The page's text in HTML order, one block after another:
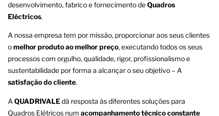
desenvolvimento, fabrico e fornecimento deQuadros
Eléctricos.
A nossa empresa tem por missão, proporcionar aos seus clientes
omelhor produto ao melhor preço, executando todos os seus
processos com orgulho, qualidade, rigor, profissionalismo e
sustentabilidade por forma a alcançar o seu objetivo – A
satisfação do cliente.
AQUADRIVALEdá resposta às diferentes soluções para
Quadros Elétricos num acompanhamento técnico constante